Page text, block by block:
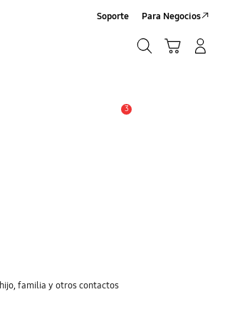
Soporte Para Negocios
3
familia y otros contactos